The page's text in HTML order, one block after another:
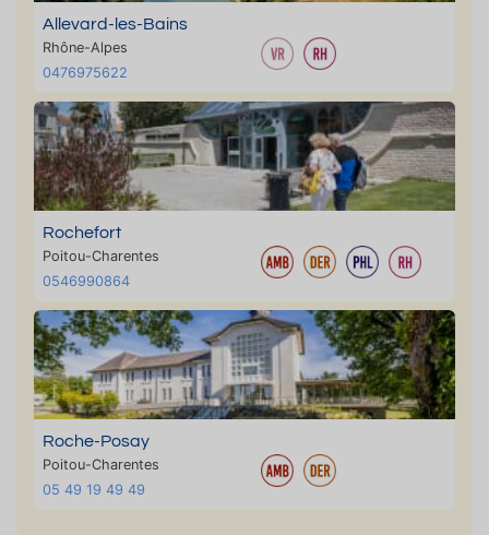
Allevard-les-Bains
Rhône-Alpes
0476975622
Rochefort
Poitou-Charentes
0546990864
Roche-Posay
Poitou-Charentes
05 49 19 49 49